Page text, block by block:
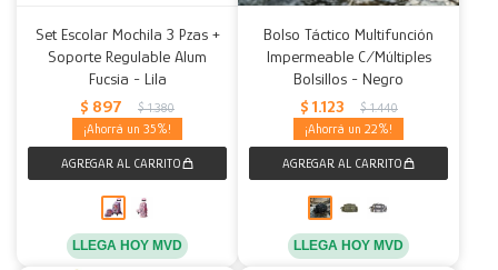
Set Escolar Mochila 3 Pzas +
Soporte Regulable Alum
Fucsia - Lila
$ 897 $ 1.380
35
LLEGA HOY MVD
Bolso Táctico Multifunción
Impermeable C/Múltiples
Bolsillos - Negro
$ 1.123 $ 1.440
22
LLEGA HOY MVD